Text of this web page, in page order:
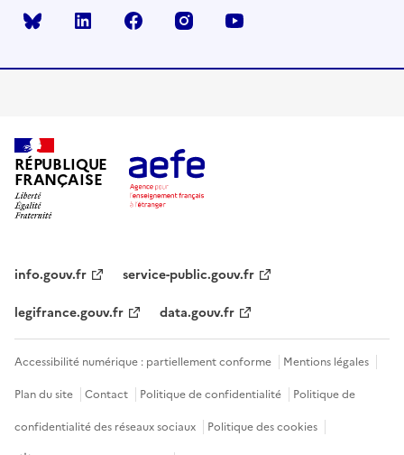
Bluesky linkedin facebook instagram
RÉPUBLIQUE
FRANÇAISE
info.gouv.fr
service-public.gouv.fr
legifrance.gouv.fr
data.gouv.fr
Accessibilité numérique : partiellement conforme
Mentions légales
Plan du site
Contact Politique de confidentialité
Politique de
confidentialité des réseaux sociaux
Politique des cookies